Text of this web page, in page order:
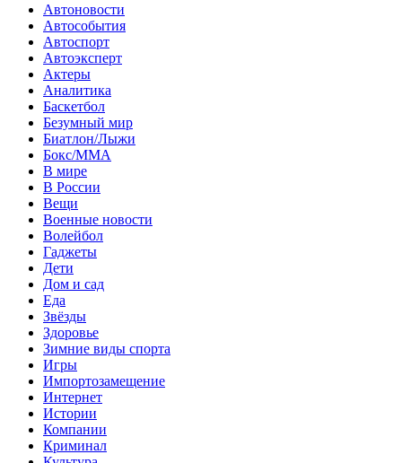
Автоновости
Автособытия
Автоспорт
Автоэксперт
Актеры
Аналитика
Баскетбол
Безумный мир
Биатлон/Лыжи
Бокс/MMA
В мире
В России
Вещи
Военные новости
Волейбол
Гаджеты
Дети
Дом и сад
Еда
Звёзды
Здоровье
Зимние виды спорта
Игры
Импортозамещение
Интернет
Истории
Компании
Криминал